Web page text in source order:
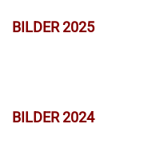
BILDER 2025
BILDER 2024